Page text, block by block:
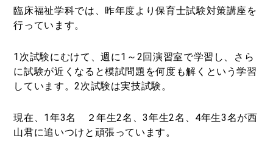
臨床福祉学科では、昨年度より保育士試験対策講座を
行っています。
1次試験にむけて、週に1～2回演習室で学習し、さら
に試験が近くなると模試問題を何度も解くという学習
しています。2次試験は実技試験。
現在、1年3名 ２年生2名、3年生2名、4年生3名が西
山君に追いつけと頑張っています。